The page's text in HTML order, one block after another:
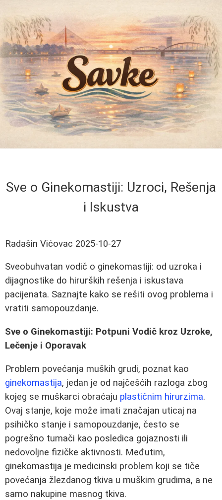
Sve o Ginekomastiji: Uzroci, Rešenja
i Iskustva
Radašin Vićovac 2025-10-27
Sveobuhvatan vodič o ginekomastiji: od uzroka i
dijagnostike do hirurških rešenja i iskustava
pacijenata. Saznajte kako se rešiti ovog problema i
vratiti samopouzdanje.
Sve o Ginekomastiji: Potpuni Vodič kroz Uzroke,
Lečenje i Oporavak
Problem povećanja muških grudi, poznat kao
ginekomastija, jedan je od najčešćih razloga zbog
kojeg se muškarci obraćaju plastičnim hirurzima.
Ovaj stanje, koje može imati značajan uticaj na
psihičko stanje i samopouzdanje, često se
pogrešno tumači kao posledica gojaznosti ili
nedovoljne fizičke aktivnosti. Međutim,
ginekomastija je medicinski problem koji se tiče
povećanja žlezdanog tkiva u muškim grudima, a ne
samo nakupine masnog tkiva.